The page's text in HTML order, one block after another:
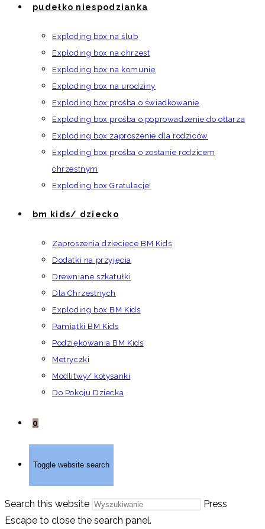
pudełko niespodzianka
Exploding box na ślub
Exploding box na chrzest
Exploding box na komunię
Exploding box na urodziny
Exploding box prośba o świadkowanie
Exploding box prośba o poprowadzenie do ołtarza
Exploding box zaproszenie dla rodziców
Exploding box prośba o zostanie rodzicem
chrzestnym
Exploding box Gratulacje!
bm kids/ dziecko
Zaproszenia dziecięce BM Kids
Dodatki na przyjęcia
Drewniane szkatułki
Dla Chrzestnych
Exploding box BM Kids
Pamiątki BM Kids
Podziękowania BM Kids
Metryczki
Modlitwy/ kołysanki
Do Pokoju Dziecka
0
Toggle website search
Search this website
Press
Escape to close the search panel.